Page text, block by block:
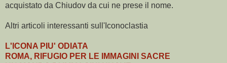
acquistato da Chiudov da cui ne prese il nome.
Altri articoli interessanti sull'Iconoclastia
L'ICONA PIU' ODIATA
ROMA, RIFUGIO PER LE IMMAGINI SACRE